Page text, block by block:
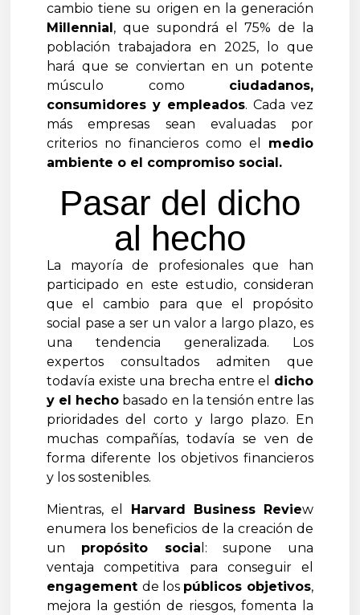
cambio tiene su origen en la generación
Millennial, que supondrá el 75% de la
población trabajadora en 2025, lo que
hará que se conviertan en un potente
músculo como ciudadanos,
consumidores y empleados. Cada vez
más empresas sean evaluadas por
criterios no financieros como el medio
ambiente o el compromiso social.
Pasar del dicho
al hecho
La mayoría de profesionales que han
participado en este estudio, consideran
que el cambio para que el propósito
social pase a ser un valor a largo plazo, es
una tendencia generalizada. Los
expertos consultados admiten que
todavía existe una brecha entre el dicho
y el hecho basado en la tensión entre las
prioridades del corto y largo plazo. En
muchas compañías, todavía se ven de
forma diferente los objetivos financieros
y los sostenibles.
Mientras, el Harvard Business Review
enumera los beneficios de la creación de
un propósito socia l: supone una
ventaja competitiva para conseguir el
engagement de los públicos objetivos,
mejora la gestión de riesgos, fomenta la